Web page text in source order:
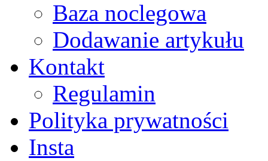
Baza noclegowa
Dodawanie artykułu
Kontakt
Regulamin
Polityka prywatności
Insta